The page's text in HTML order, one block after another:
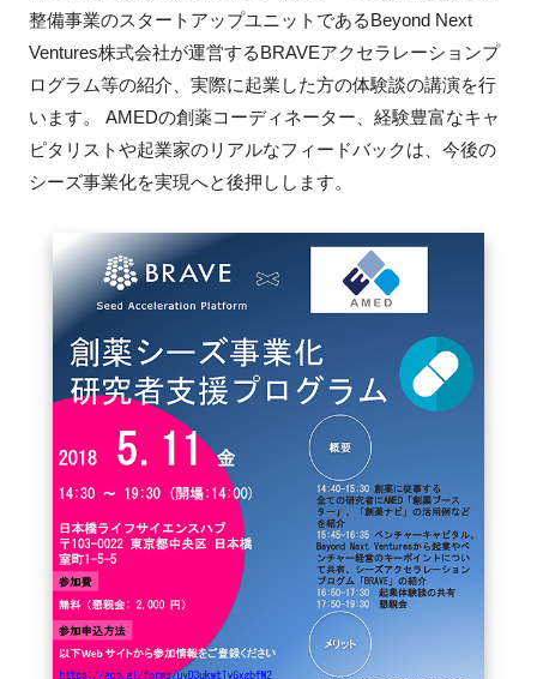
イベント
プログラム
インタビュー・コラム
ニュース・掲示板
LINK-Jを知る
特別会員
FAQ
イベントお知らせメール登録
整備事業のスタートアップユニットであるBeyond Next
Ventures株式会社が運営するBRAVEアクセラレーションプ
ログラム等の紹介、実際に起業した方の体験談の講演を行
います。 AMEDの創薬コーディネーター、経験豊富なキャ
ピタリストや起業家のリアルなフィードバックは、今後の
シーズ事業化を実現へと後押しします。